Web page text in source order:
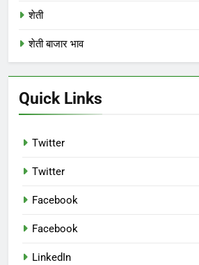
शेती
शेती बाजार भाव
Quick Links
Twitter
Twitter
Facebook
Facebook
LinkedIn